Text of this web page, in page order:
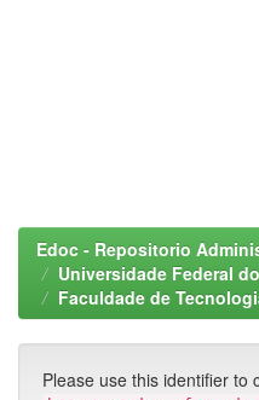
Edoc - Repositorio
Universidade Federal
Faculdade de
Please use this identifier to